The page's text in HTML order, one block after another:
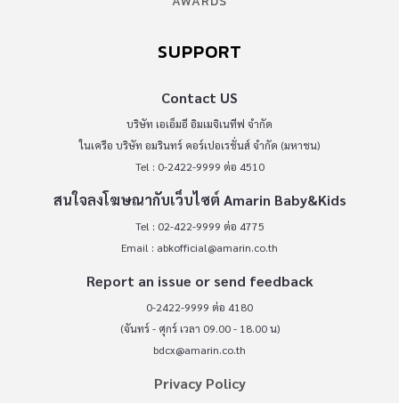
SUPPORT
Contact US
บริษัท เอเอ็มอี อิมเมจิเนทีฟ จำกัด
ในเครือ บริษัท อมรินทร์ คอร์เปอเรชั่นส์ จำกัด (มหาชน)
Tel : 0-2422-9999 ต่อ 4510
สนใจลงโฆษณากับเว็บไซต์ Amarin Baby&Kids
Tel : 02-422-9999 ต่อ 4775
Email : abkofficial@amarin.co.th
Report an issue or send feedback
0-2422-9999 ต่อ 4180
(จันทร์ - ศุกร์ เวลา 09.00 - 18.00 น)
bdcx@amarin.co.th
Privacy Policy